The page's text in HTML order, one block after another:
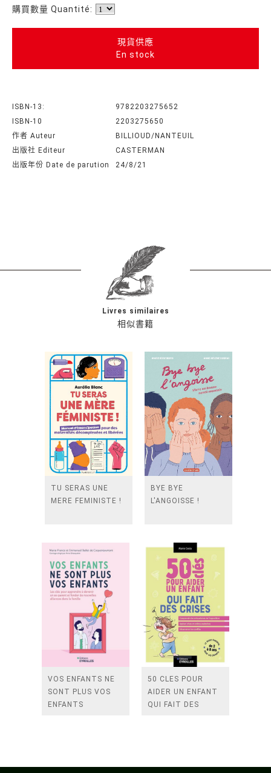
購買數量 Quantité:
現貨供應
En stock
ISBN-13:
9782203275652
ISBN-10
2203275650
作者 Auteur
BILLIOUD/NANTEUIL
出版社 Editeur
CASTERMAN
出版年份 Date de parution
24/8/21
相似書籍
Livres similaires
TU SERAS UNE
MERE FEMINISTE !
BYE BYE
L'ANGOISSE !
VOS ENFANTS NE
SONT PLUS VOS
ENFANTS
50 CLES POUR
AIDER UN ENFANT
QUI FAIT DES